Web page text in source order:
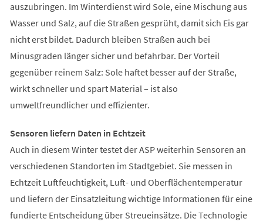
auszubringen. Im Winterdienst wird Sole, eine Mischung aus
Wasser und Salz, auf die Straßen gesprüht, damit sich Eis gar
nicht erst bildet. Dadurch bleiben Straßen auch bei
Minusgraden länger sicher und befahrbar. Der Vorteil
gegenüber reinem Salz: Sole haftet besser auf der Straße,
wirkt schneller und spart Material – ist also
umweltfreundlicher und effizienter.
Sensoren liefern Daten in Echtzeit
Auch in diesem Winter testet der ASP weiterhin Sensoren an
verschiedenen Standorten im Stadtgebiet. Sie messen in
Echtzeit Luftfeuchtigkeit, Luft- und Oberflächentemperatur
und liefern der Einsatzleitung wichtige Informationen für eine
fundierte Entscheidung über Streueinsätze. Die Technologie